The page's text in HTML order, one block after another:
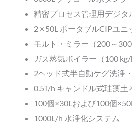
精密プロセス管理用デジタ
2 × 50L ポータブルCIPユニ
モルト・ミラー（200～300
ガス蒸気ボイラー（100 kg/
2ヘッド式半自動ケグ洗浄
0.5T/h キャンドル式珪藻土
100個×30Lおよび100個
1000L/h 水浄化システム